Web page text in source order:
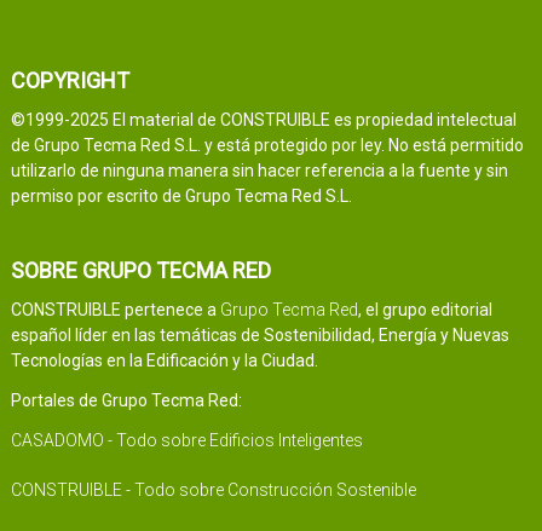
COPYRIGHT
©1999-2025 El material de CONSTRUIBLE es propiedad intelectual
de Grupo Tecma Red S.L. y está protegido por ley. No está permitido
utilizarlo de ninguna manera sin hacer referencia a la fuente y sin
permiso por escrito de Grupo Tecma Red S.L.
SOBRE GRUPO TECMA RED
CONSTRUIBLE pertenece a Grupo Tecma Red, el grupo editorial
español líder en las temáticas de Sostenibilidad, Energía y Nuevas
Tecnologías en la Edificación y la Ciudad.
Portales de Grupo Tecma Red:
CASADOMO - Todo sobre Edificios Inteligentes
CONSTRUIBLE - Todo sobre Construcción Sostenible